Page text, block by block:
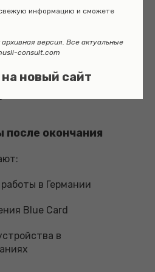
приезда в Германию
мероприятиях выбранных
мотивационное
окончания
в Германии
Blue Card
в
информацию и сможете
версия. Все актуальные
consult.com
новый сайт